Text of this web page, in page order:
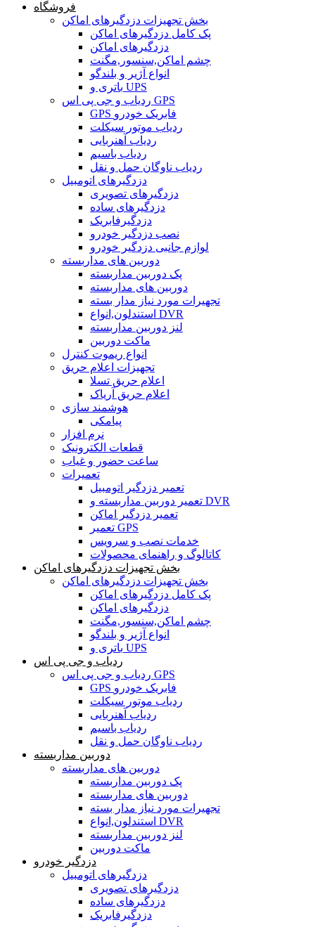
فروشگاه
بخش تجهیزات دزدگیرهای اماکن
پک کامل دزدگیرهای اماکن
دزدگیرهای اماکن
چشم اماکن,سنسور,مگنت
انواع آژیر و بلندگو
باتری و UPS
ردیاب و جی پی اس GPS
GPS فابریک خودرو
ردیاب موتور سیکلت
ردیاب آهنربایی
ردیاب باسیم
ردیاب ناوگان حمل و نقل
دزدگیرهای اتومبیل
دزدگیرهای تصویری
دزدگیرهای ساده
دزدگیرفابریک
نصب دزدگیر خودرو
لوازم جانبی دزدگیر خودرو
دوربین های مداربسته
پک دوربین مداربسته
دوربین های مداربسته
تجهیرات مورد نیاز مدار بسته
استندلون,انواع DVR
لنز دوربین مداربسته
ماکت دوربین
انواع ریموت کنترل
تجهیزات اعلام حریق
اعلام حریق تسلا
اعلام حریق آریاک
هوشمند سازی
پیامکی
نرم افزار
قطعات الکترونیک
ساعت حضور و غیاب
تعمیرات
تعمیر دزدگیر اتومبیل
تعمیر دوربین مداربسته و DVR
تعمیر دزدگیر اماکن
تعمیر GPS
خدمات نصب و سرویس
کاتالوگ و راهنمای محصولات
بخش تجهیزات دزدگیرهای اماکن
بخش تجهیزات دزدگیرهای اماکن
پک کامل دزدگیرهای اماکن
دزدگیرهای اماکن
چشم اماکن,سنسور,مگنت
انواع آژیر و بلندگو
باتری و UPS
ردیاب و جی پی اس
ردیاب و جی پی اس GPS
GPS فابریک خودرو
ردیاب موتور سیکلت
ردیاب آهنربایی
ردیاب باسیم
ردیاب ناوگان حمل و نقل
دوربین مداربسته
دوربین های مداربسته
پک دوربین مداربسته
دوربین های مداربسته
تجهیرات مورد نیاز مدار بسته
استندلون,انواع DVR
لنز دوربین مداربسته
ماکت دوربین
دزدگیر خودرو
دزدگیرهای اتومبیل
دزدگیرهای تصویری
دزدگیرهای ساده
دزدگیرفابریک